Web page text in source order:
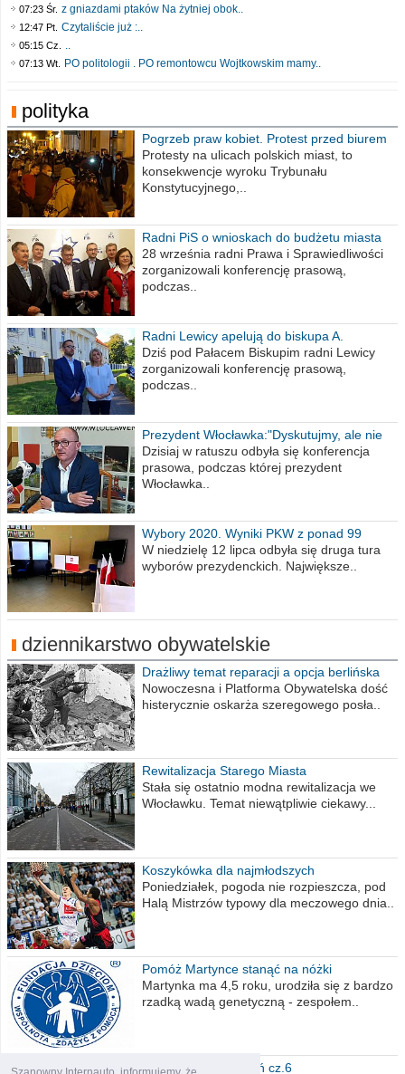
07:23 Śr. z gniazdami ptaków Na żytniej obok..
12:47 Pt. Czytaliście już :..
05:15 Cz. ..
07:13 Wt. PO politologii . PO remontowcu Wojtkowskim mamy..
polityka
Pogrzeb praw kobiet. Protest przed biurem
poselskim PiS
Protesty na ulicach polskich miast, to
konsekwencje wyroku Trybunału
Konstytucyjnego,..
Radni PiS o wnioskach do budżetu miasta
na 2021 rok
28 września radni Prawa i Sprawiedliwości
zorganizowali konferencję prasową,
podczas..
Radni Lewicy apelują do biskupa A.
Wiesława Meringa
Dziś pod Pałacem Biskupim radni Lewicy
zorganizowali konferencję prasową,
podczas..
Prezydent Włocławka:"Dyskutujmy, ale nie
obrażajmy się”
Dzisiaj w ratuszu odbyła się konferencja
prasowa, podczas której prezydent
Włocławka..
Wybory 2020. Wyniki PKW z ponad 99
procent obwodów
W niedzielę 12 lipca odbyła się druga tura
wyborów prezydenckich. Największe..
dziennikarstwo obywatelskie
Drażliwy temat reparacji a opcja berlińska
Nowoczesna i Platforma Obywatelska dość
histerycznie oskarża szeregowego posła..
Rewitalizacja Starego Miasta
Stała się ostatnio modna rewitalizacja we
Włocławku. Temat niewątpliwie ciekawy...
Koszykówka dla najmłodszych
Poniedziałek, pogoda nie rozpieszcza, pod
Halą Mistrzów typowy dla meczowego dnia..
Pomóż Martynce stanąć na nóżki
Martynka ma 4,5 roku, urodziła się z bardzo
rzadką wadą genetyczną - zespołem..
Polska moich marzeń cz.6